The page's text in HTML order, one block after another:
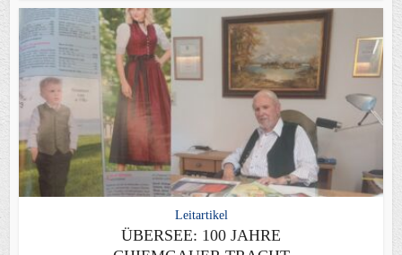
Leitartikel
ÜBERSEE: 100 JAHRE